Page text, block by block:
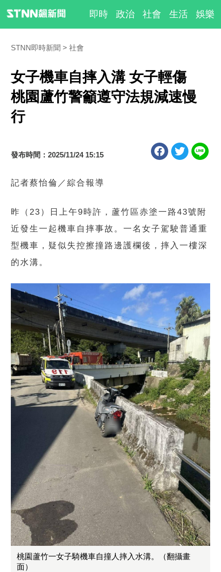
即時 政治 社會 生活 娛樂
STNN即時新聞 社會
女子機車自摔入溝 女子輕傷
桃園蘆竹警籲遵守法規減速慢
行
發布時間：2025/11/24 15:15
記者蔡怡倫／綜合報導
昨（23）日上午9時許，蘆竹區赤塗一路43號附
近發生一起機車自摔事故。一名女子駕駛普通重
型機車，疑似失控擦撞路邊護欄後，摔入一樓深
的水溝。
桃園蘆竹一女子騎機車自撞人摔入水溝。（翻攝畫
面）